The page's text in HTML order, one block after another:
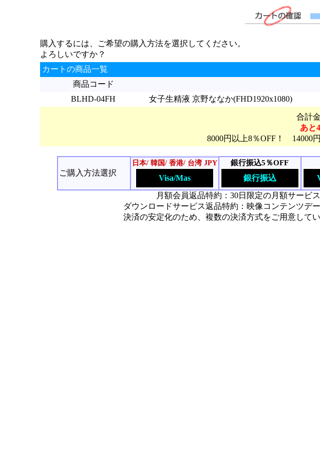
購入するには、ご希望の購入方法を選択してください。
よろしいですか？
カートの商品一覧
商品コード
BLHD-04FH
女子生精液 京野ななか(FHD1920x1080)
合
あと
8000円以上8％OFF！ 14000
ご購入方法選択
日本/ 韓国/ 香港/ 台湾 JPY
Visa/Mas
銀行振込5％OFF
銀行振込
月額会員返品特約：30日限定の月額サービ
ダウンロードサービス返品特約：映像コンテンツデ
決済の安定化のため、複数の決済方式をご用意して